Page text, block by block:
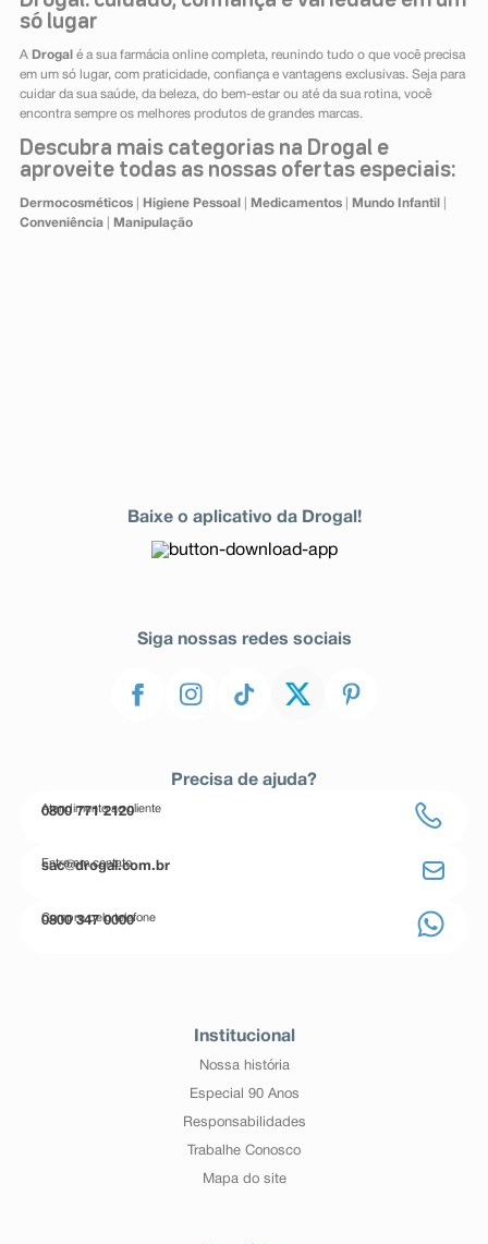
só lugar
A Drogal é a sua farmácia online completa, reunindo tudo o que você precisa
em um só lugar, com praticidade, confiança e vantagens exclusivas. Seja para
cuidar da sua saúde, da beleza, do bem-estar ou até da sua rotina, você
encontra sempre os melhores produtos de grandes marcas.
Descubra mais categorias na Drogal e
aproveite todas as nossas ofertas especiais:
Dermocosméticos| Higiene Pessoal Medicamentos| Mundo Infantil
Conveniência| Manipulação
Baixe o aplicativo da Drogal!
Siga nossas redes sociais
Precisa de ajuda?
Atendimento ao cliente
0800 771 2120
Entre em contato
sac@drogal.com.br
Compre pelo telefone
0800 347 0000
Institucional
Nossa história
Especial 90 Anos
Responsabilidades
Trabalhe Conosco
Mapa do site